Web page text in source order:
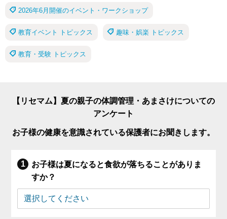
2026年6月開催のイベント・ワークショップ
教育イベント トピックス 趣味・娯楽 トピックス
教育・受験 トピックス
【リセマム】夏の親子の体調管理・あまさけについての
アンケート
お子様の健康を意識されている保護者にお聞きします。
お子様は夏になると食欲が落ちることがありま
すか？